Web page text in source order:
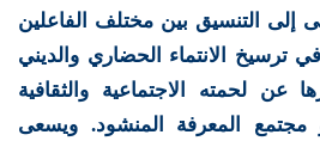
إلى التنسيق بين مختلف الفاعلين
ترسيخ الانتماء الحضاري والديني
عن لحمته الاجتماعية والثقافية
مجتمع المعرفة المنشود. ويسعى